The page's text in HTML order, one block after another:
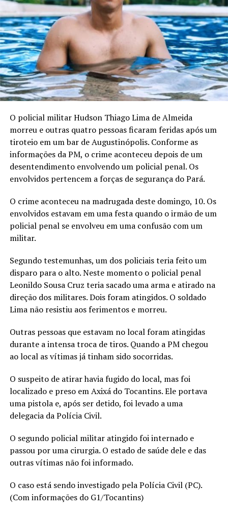
O policial militar Hudson Thiago Lima de Almeida
morreu e outras quatro pessoas ficaram feridas após um
tiroteio em um bar de Augustinópolis. Conforme as
informações da PM, o crime aconteceu depois de um
desentendimento envolvendo um policial penal. Os
envolvidos pertencem a forças de segurança do Pará.
O crime aconteceu na madrugada deste domingo, 10. Os
envolvidos estavam em uma festa quando o irmão de um
policial penal se envolveu em uma confusão com um
militar.
Segundo testemunhas, um dos policiais teria feito um
disparo para o alto. Neste momento o policial penal
Leonildo Sousa Cruz teria sacado uma arma e atirado na
direção dos militares. Dois foram atingidos. O soldado
Lima não resistiu aos ferimentos e morreu.
Outras pessoas que estavam no local foram atingidas
durante a intensa troca de tiros. Quando a PM chegou
ao local as vítimas já tinham sido socorridas.
O suspeito de atirar havia fugido do local, mas foi
localizado e preso em Axixá do Tocantins. Ele portava
uma pistola e, após ser detido, foi levado a uma
delegacia da Polícia Civil.
O segundo policial militar atingido foi internado e
passou por uma cirurgia. O estado de saúde dele e das
outras vítimas não foi informado.
O caso está sendo investigado pela Polícia Civil (PC).
(Com informações do G1/Tocantins)